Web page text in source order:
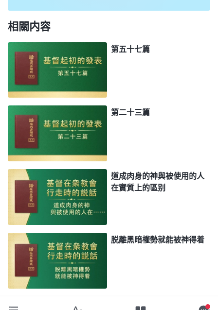
相關内容
第五十七篇
第二十三篇
道成肉身的神與被使用的人
在實質上的區别
脱離黑暗權勢就能被神得着